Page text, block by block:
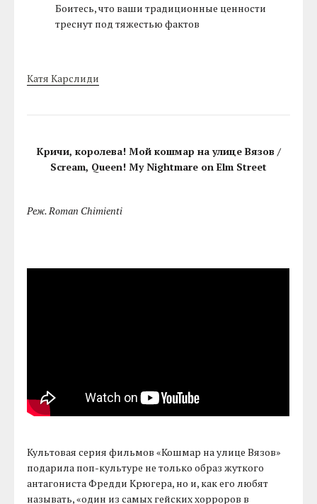
Боитесь, что ваши традиционные ценности
треснут под тяжестью фактов
Катя Карслиди
Кричи, королева! Мой кошмар на улице Вязов /
Scream, Queen! My Nightmare on Elm Street
Реж. Roman Chimienti
Культовая серия фильмов «Кошмар на улице Вязов»
подарила поп-культуре не только образ жуткого
антагониста Фредди Крюгера, но и, как его любят
называть, «один из самых гейских хорроров в